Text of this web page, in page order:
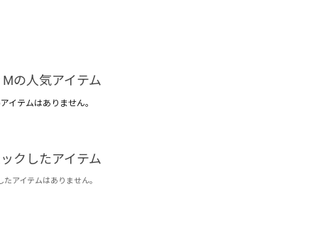
Mの人気アイテム
イテムはありません。
クしたアイテム
アイテムはありません。